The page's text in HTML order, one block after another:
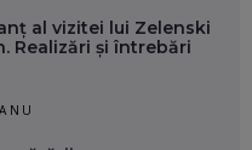
al vizitei lui Zelenski
Realizări și întrebări